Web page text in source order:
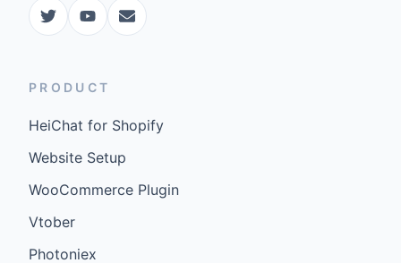
PRODUCT
HeiChat for Shopify
Website Setup
WooCommerce Plugin
Vtober
Photoniex